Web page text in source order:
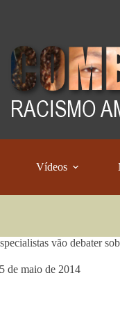
Vídeos
vão debater
de maio de 2014